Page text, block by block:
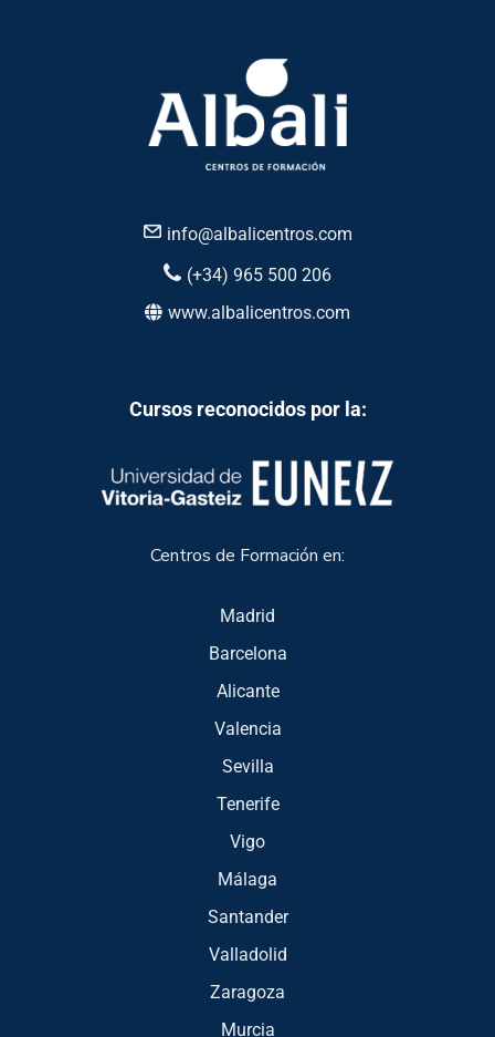
info@albalicentros.com
(+34) 965 500 206
www.albalicentros.com
Cursos reconocidos por la:
Centros de Formación en:
Madrid
Barcelona
Alicante
Valencia
Sevilla
Tenerife
Vigo
Málaga
Santander
Valladolid
Zaragoza
Murcia